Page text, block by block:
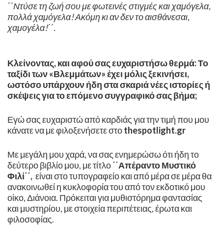
΄΄Ντύσε τη ζωή σου με φωτεινές στιγμές και χαμόγελα,
πολλά χαμόγελα! Ακόμη κι αν δεν το αισθάνεσαι,
χαμογέλα!΄΄.
Κλείνοντας, και αφού σας ευχαριστήσω θερμά: Το
ταξίδι των «Βλεμμάτων» έχει μόλις ξεκινήσει,
ωστόσο υπάρχουν ήδη στα σκαριά νέες ιστορίες ή
σκέψεις για το επόμενο συγγραφικό σας βήμα;
Εγώ σας ευχαριστώ από καρδιάς για την τιμή που μου
κάνατε να με φιλοξενήσετε στοthespotlight.gr
Με μεγάλη μου χαρά, να σας ενημερώσω ότι ήδη το
δεύτερο βιβλίο μου, με τίτλο΄΄Απέραντο Μυστικό
Φιλί΄΄, είναι στο τυπογραφείο και από μέρα σε μέρα θα
ανακοινωθεί η κυκλοφορία του από τον εκδοτικό μου
οίκο, Διάνοια. Πρόκειται για μυθιστόρημα φαντασίας
και μυστηρίου, με στοιχεία περιπέτειας, έρωτα και
φιλοσοφίας.